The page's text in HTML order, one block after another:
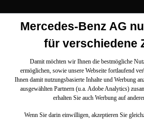
Mercedes-Benz AG
für verschiedene
Damit möchten wir Ihnen die bestmögliche
ermöglichen, sowie unsere Webseite fortlaufend
Ihnen damit nutzungsbasierte Inhalte und Werbung
ausgewählten Partnern (u.a. Adobe Analytics)
erhalten Sie auch Werbung auf
Wenn Sie darin einwilligen, akzeptieren Sie